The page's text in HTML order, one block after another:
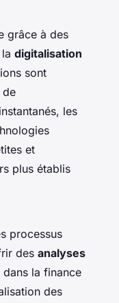
grâce à des
digitalisation
sont
de
les
et
plus établis
processus
des analyses
la finance
des